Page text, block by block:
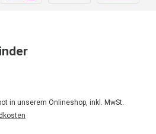
laden
in unserem Onlineshop, inkl. MwSt.